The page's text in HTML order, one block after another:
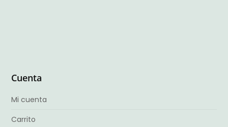
Cuenta
Mi cuenta
Carrito